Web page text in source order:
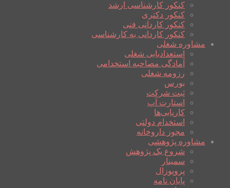
کنکور کارشناسی ارشد
کنکور دکتری
کنکور کاردانی فنی
کنکور کاردانی به کارشناسی
مشاوره شغلی
استعدادیابی شغلی
آمادگی مصاحبه استخدامی
رزومه شغلی
بورس
ثبت شرکت
استارت آپ
کاریابی‌ها
استخدام دولتی
مجوز داروخانه
مشاوره پژوهشی
شروع یک پژوهش
سمینار
پروپوزال
پایان نامه